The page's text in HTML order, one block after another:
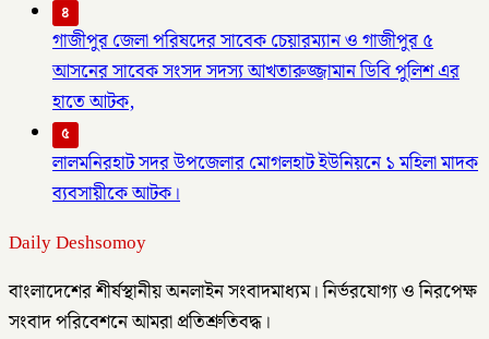
৪
গাজীপুর জেলা পরিষদের সাবেক চেয়ারম্যান ও গাজীপুর ৫
আসনের সাবেক সংসদ সদস্য আখতারুজ্জামান ডিবি পুলিশ এর
হাতে আটক,
৫
লালমনিরহাট সদর উপজেলার মোগলহাট ইউনিয়নে ১ মহিলা মাদক
ব্যবসায়ীকে আটক।
Daily Deshsomoy
বাংলাদেশের শীর্ষস্থানীয় অনলাইন সংবাদমাধ্যম। নির্ভরযোগ্য ও নিরপেক্ষ
সংবাদ পরিবেশনে আমরা প্রতিশ্রুতিবদ্ধ।